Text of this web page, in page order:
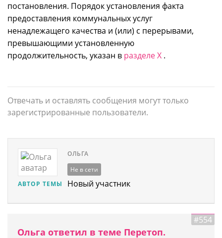
постановления. Порядок установления факта
предоставления коммунальных услуг
ненадлежащего качества и (или) с перерывами,
превышающими установленную
продолжительность, указан в разделе X .
Отвечать и оставлять сообщения могут только
зарегистрированные пользователи.
ОЛЬГА
АВТОР ТЕМЫ
Не в сети
Новый участник
#554
Ольга ответил в теме Перетоп.